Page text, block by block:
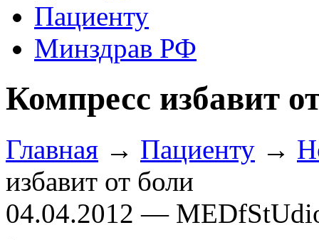
Пациенту
Минздрав РФ
Компресс избавит
Главная → Пациенту →
избавит от боли
04.04.2012 —